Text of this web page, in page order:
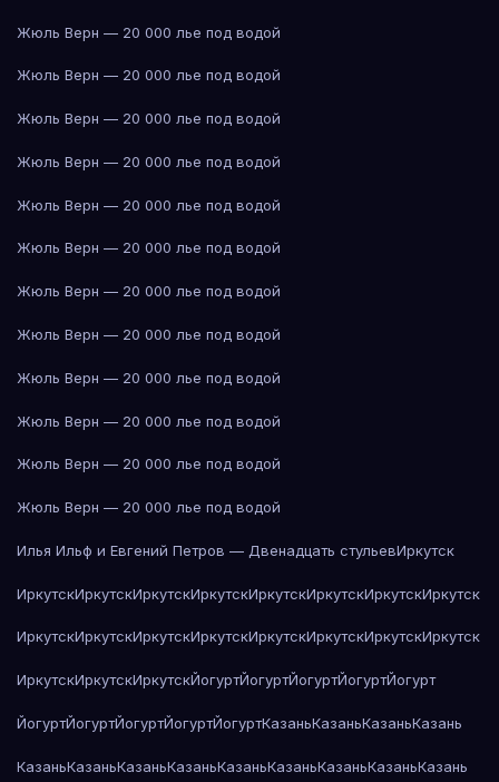
Жюль Верн — 20 000 лье под водой
Жюль Верн — 20 000 лье под водой
Жюль Верн — 20 000 лье под водой
Жюль Верн — 20 000 лье под водой
Жюль Верн — 20 000 лье под водой
Жюль Верн — 20 000 лье под водой
Жюль Верн — 20 000 лье под водой
Жюль Верн — 20 000 лье под водой
Жюль Верн — 20 000 лье под водой
Жюль Верн — 20 000 лье под водой
Жюль Верн — 20 000 лье под водой
Жюль Верн — 20 000 лье под водой
Илья Ильф и Евгений Петров — Двенадцать стульевИркутск
ИркутскИркутскИркутскИркутскИркутскИркутскИркутскИркутск
ИркутскИркутскИркутскИркутскИркутскИркутскИркутскИркутск
ИркутскИркутскИркутскЙогуртЙогуртЙогуртЙогуртЙогурт
ЙогуртЙогуртЙогуртЙогуртЙогуртКазаньКазаньКазаньКазань
КазаньКазаньКазаньКазаньКазаньКазаньКазаньКазаньКазань